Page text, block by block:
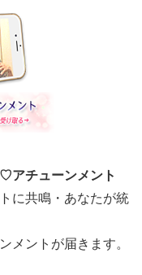
チューンメント
に共鳴・あなたが統
メントが届きます。